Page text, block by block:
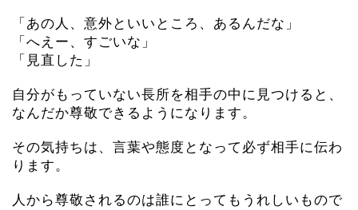
「あの人、意外といいところ、あるんだな」
「へえー、すごいな」
「見直した」
自分がもっていない長所を相手の中に見つけると、
なんだか尊敬できるようになります。
その気持ちは、言葉や態度となって必ず相手に伝わ
ります。
人から尊敬されるのは誰にとってもうれしいもので